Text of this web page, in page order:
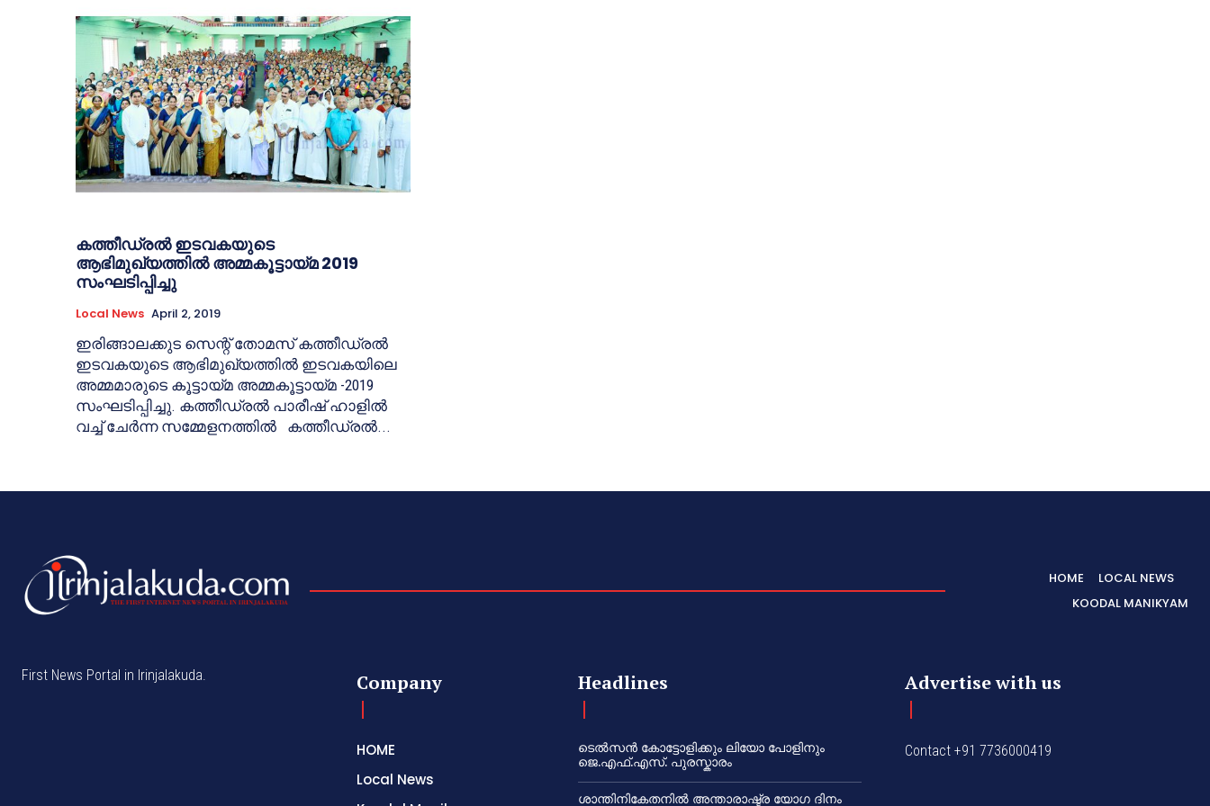
കത്തീഡ്രല്‍ ഇടവകയുടെ
ആഭിമുഖ്യത്തില്‍ അമ്മകൂട്ടായ്മ 2019
സംഘടിപ്പിച്ചു
Local News April 2, 2019
ഇരിങ്ങാലക്കുട സെന്റ് തോമസ് കത്തീഡ്രല്‍
ഇടവകയുടെ ആഭിമുഖ്യത്തില്‍ ഇടവകയിലെ
അമ്മമാരുടെ കൂട്ടായ്മ അമ്മകൂട്ടായ്മ -2019
സംഘടിപ്പിച്ചു. കത്തീഡ്രല്‍ പാരീഷ് ഹാളില്‍
വച്ച് ചേര്‍ന്ന സമ്മേളനത്തില്‍ കത്തീഡ്രല്‍...
HOME
LOCAL NEWS
KOODAL MANIKYAM
First News Portal in Irinjalakuda. Company
HOME
Local News
Headlines
ടെൽസൻ കോട്ടോളിക്കും ലിയോ പോളിനും
ജെ.എഫ്.എസ്. പുരസ്കാരം
ശാന്തിനികേതനിൽ അന്താരാഷ്ട്ര യോഗ ദിനം
Advertise with us
Contact +91 7736000419